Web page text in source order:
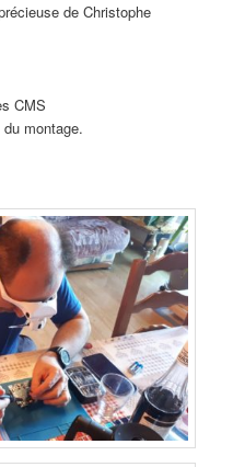
de Christophe
CMS
montage.